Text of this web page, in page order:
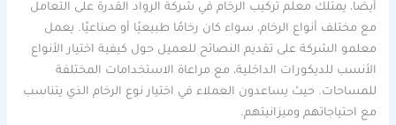
أيضا، يمتلك معلم تركيب الرخام في شركة الرواد القدرة على التعامل
مع مختلف أنواع الرخام، سواء كان رخامًا طبيعيًا أو صناعيًا. يعمل
معلمو الشركة على تقديم النصائح للعميل حول كيفية اختيار الأنواع
الأنسب للديكورات الداخلية، مع مراعاة الاستخدامات المختلفة
للمساحات. حيث يساعدون العملاء في اختيار نوع الرخام الذي يتناسب
مع احتياجاتهم وميزانيتهم.